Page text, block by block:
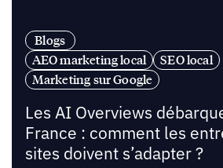
Blogs
AEO marketing local
SEO local
Marketing sur Google
Les AI Overviews
France : comment les
sites doivent s’adapter ?